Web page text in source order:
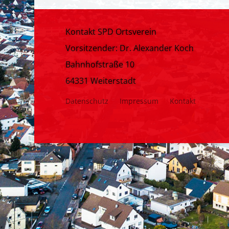
Kontakt SPD Ortsverein
Vorsitzender: Dr. Alexander Koch
Bahnhofstraße 10
64331 Weiterstadt
Datenschutz Impressum Kontakt